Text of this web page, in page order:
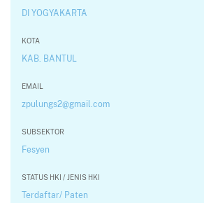
DI YOGYAKARTA
KOTA
KAB. BANTUL
EMAIL
zpulungs2@gmail.com
SUBSEKTOR
Fesyen
STATUS HKI / JENIS HKI
Terdaftar/ Paten